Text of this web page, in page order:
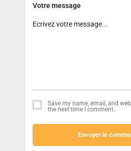
Votre message
Save my name, email, and
the next time I comment.
Envoyer le